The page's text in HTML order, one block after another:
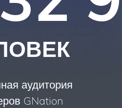
аудитория
GNation